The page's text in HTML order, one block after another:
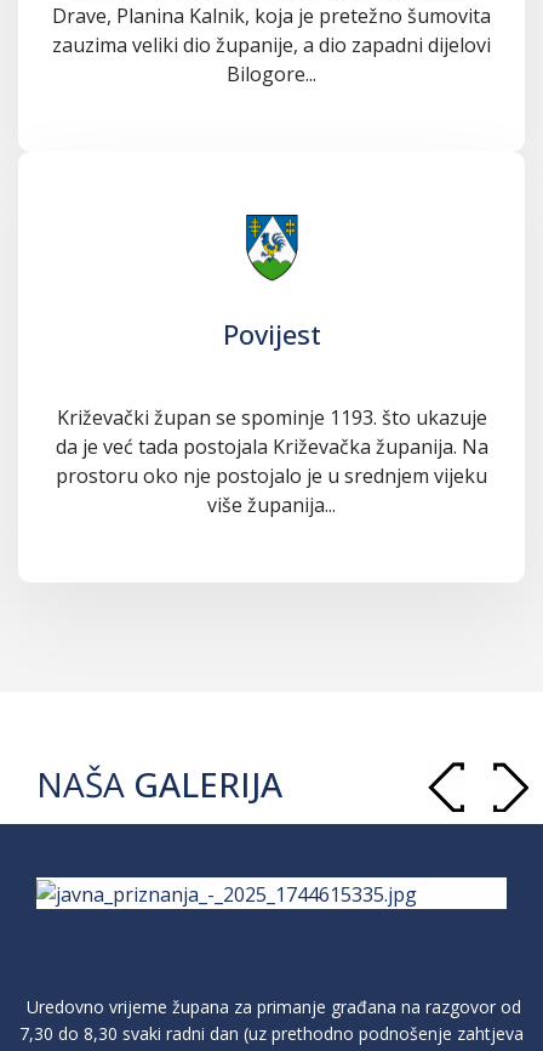
Drave, Planina Kalnik, koja je pretežno šumovita
zauzima veliki dio županije, a dio zapadni dijelovi
Bilogore...
Povijest
Križevački župan se spominje 1193. što ukazuje
da je već tada postojala Križevačka županija. Na
prostoru oko nje postojalo je u srednjem vijeku
više županija...
NAŠA GALERIJA
Uredovno vrijeme župana za primanje građana na razgovor od
7,30 do 8,30 svaki radni dan (uz prethodno podnošenje zahtjeva